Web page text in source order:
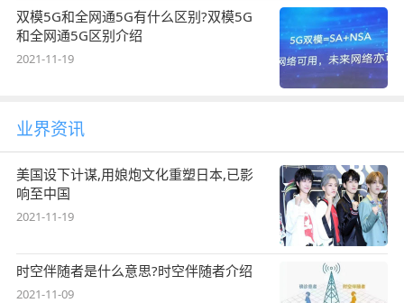
双模5G和全网通5G有什么区别?双模5G
和全网通5G区别介绍
2021-11-19
业界资讯
美国设下计谋,用娘炮文化重塑日本,已影
响至中国
2021-11-19
时空伴随者是什么意思?时空伴随者介绍
2021-11-09